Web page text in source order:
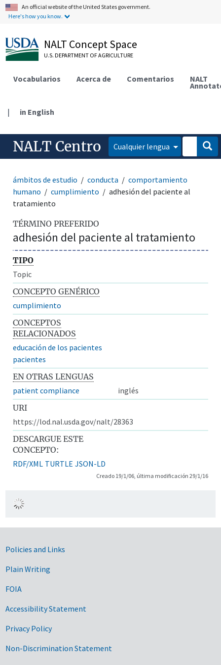
An official website of the United States government.
Here's how you know.
NALT Concept Space
U.S. DEPARTMENT OF AGRICULTURE
Vocabularios Acerca de Comentarios NALT
| in English
NALT Centro Cualquier lengua
ámbitos de estudio conducta
comportamiento
humano
cumplimiento
adhesión del paciente al
tratamiento
TÉRMINO PREFERIDO
adhesión del paciente al tratamiento
TIPO
Topic
CONCEPTO GENÉRICO
cumplimiento
CONCEPTOS
RELACIONADOS
educación de los pacientes
pacientes
EN OTRAS LENGUAS
patient compliance
inglés
URI
https://lod.nal.usda.gov/nalt/28363
DESCARGUE ESTE
CONCEPTO:
RDF/XML TURTLE JSON-LD
Creado 19/1/06, última modificación 29/1/16
Government Links
Policies and Links
Plain Writing
FOIA
Accessibility Statement
Privacy Policy
Non-Discrimination Statement